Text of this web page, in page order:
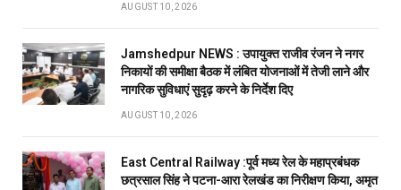
AUGUST 10, 2026
Jamshedpur NEWS : उपायुक्त राजीव रंजन ने नगर
निकायों की समीक्षा बैठक में लंबित योजनाओं में तेजी लाने और
नागरिक सुविधाएं सुदृढ़ करने के निर्देश दिए
AUGUST 10, 2026
East Central Railway :पूर्व मध्य रेल के महाप्रबंधक
छत्रसाल सिंह ने पटना-आरा रेलखंड का निरीक्षण किया, अमृत